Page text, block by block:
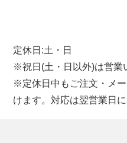
定休日:土・日
※祝日(土・日以外)は営業
※定休日中もご注文・メ
けます。対応は翌営業日